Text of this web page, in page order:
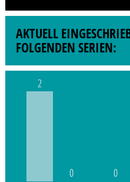
AKTUELL
FOLGENDEN SERIEN:
2
0
0